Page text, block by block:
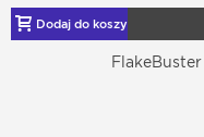
Dodaj do koszyka